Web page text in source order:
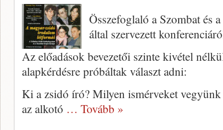
Összefoglaló a Szombat és
által szervezett
Az előadások bevezetői szinte kivétel
alapkérdésre próbáltak választ adni:
Ki a zsidó író? Milyen ismérveket
az alkotó … Tovább »